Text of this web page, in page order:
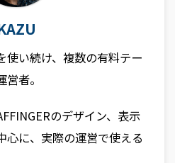
使い続け、複数の有料テー
者。
のデザイン、表示
心に、実際の運営で使える